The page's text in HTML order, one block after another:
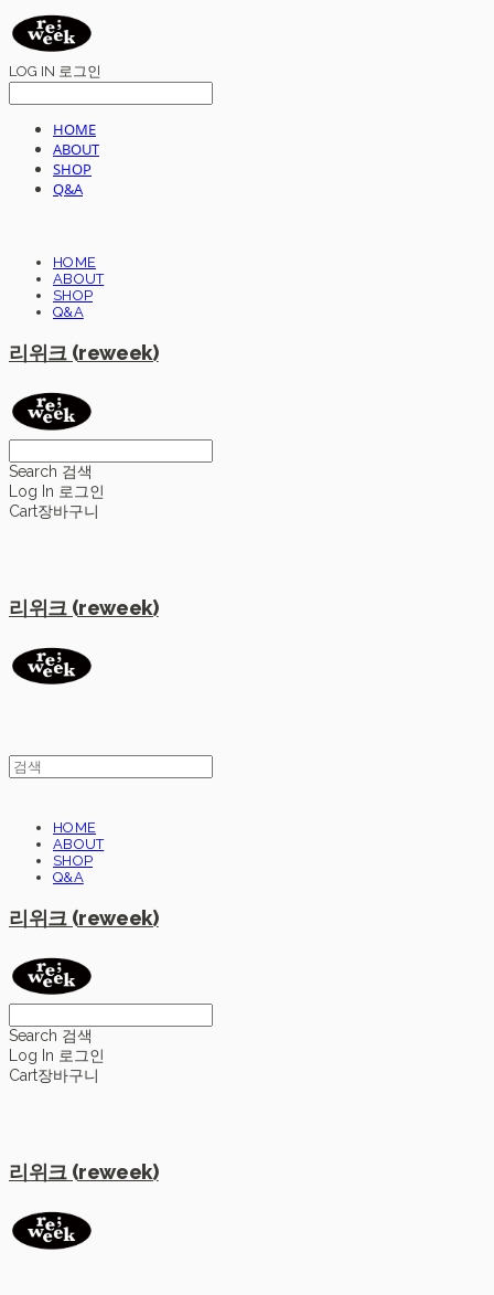
LOG IN 로그인
HOME
ABOUT
SHOP
Q&A
HOME
ABOUT
SHOP
Q&A
리위크 (reweek)
Search 검색
Log In 로그인
Cart장바구니
리위크 (reweek)
HOME
ABOUT
SHOP
Q&A
리위크 (reweek)
Search 검색
Log In 로그인
Cart장바구니
리위크 (reweek)